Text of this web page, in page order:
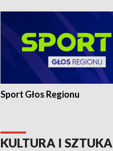
Sport Głos Regionu
KULTURA I SZTUKA